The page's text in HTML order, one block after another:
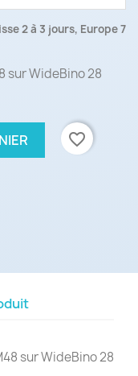
2 à 3 jours, Europe 7
sur WideBino 28
favorite_border
sur WideBino 28